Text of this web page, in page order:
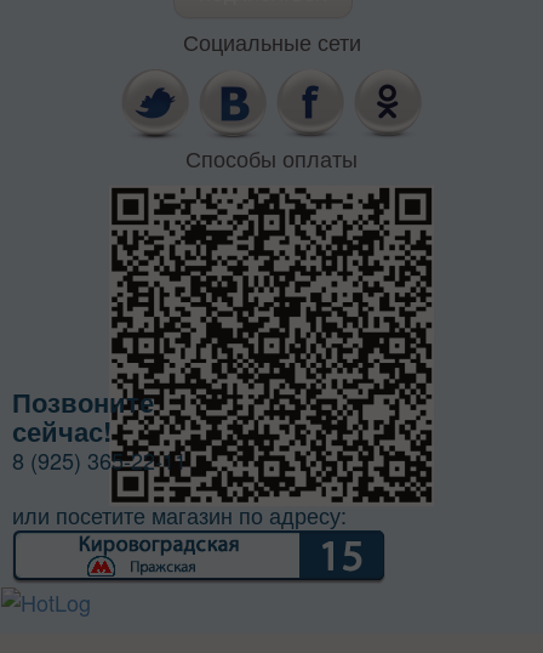
Социальные сети
Способы оплаты
Позвоните
сейчас!
8 (925) 365-22-11
или посетите магазин по адресу: